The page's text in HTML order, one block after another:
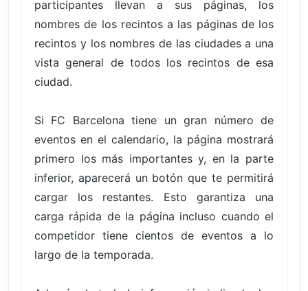
participantes llevan a sus páginas, los
nombres de los recintos a las páginas de los
recintos y los nombres de las ciudades a una
vista general de todos los recintos de esa
ciudad.
Si FC Barcelona tiene un gran número de
eventos en el calendario, la página mostrará
primero los más importantes y, en la parte
inferior, aparecerá un botón que te permitirá
cargar los restantes. Esto garantiza una
carga rápida de la página incluso cuando el
competidor tiene cientos de eventos a lo
largo de la temporada.